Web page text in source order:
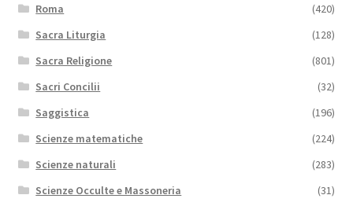
Roma
(420)
Sacra Liturgia
(128)
Sacra Religione
(801)
Sacri Concilii
(32)
Saggistica
(196)
Scienze matematiche
(224)
Scienze naturali
(283)
Scienze Occulte e Massoneria
(31)